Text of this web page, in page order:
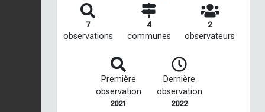
7
observations
4
communes
2
observateurs
Première
observation
2021
Dernière
observation
2022